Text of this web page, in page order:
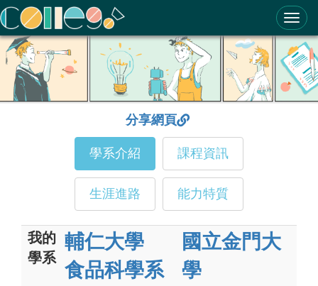
ColleGo! 大學選才與高中育才輔助系統
分享網頁
學系介紹 課程資訊
生涯進路 能力特質
我的
學系
輔仁大學
食品科學系
國立金門大
學